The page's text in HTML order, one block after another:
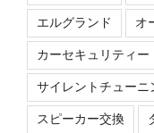
エルグランド オ
カーセキュリティー
サイレントチューニ
スピーカー交換